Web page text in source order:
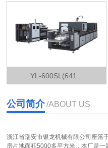
YL-600SL(641...
公司简介/ABOUT US
浙江省瑞安市银龙机械有限公司座落
房占地面积5000多平方米，本厂是